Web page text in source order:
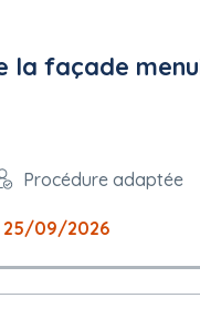
la façade
Procédure adaptée
25/09/2026